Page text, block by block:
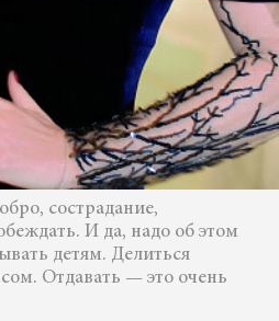
сострадание,
И да, надо об этом
детям. Делиться
Отдавать — это очень